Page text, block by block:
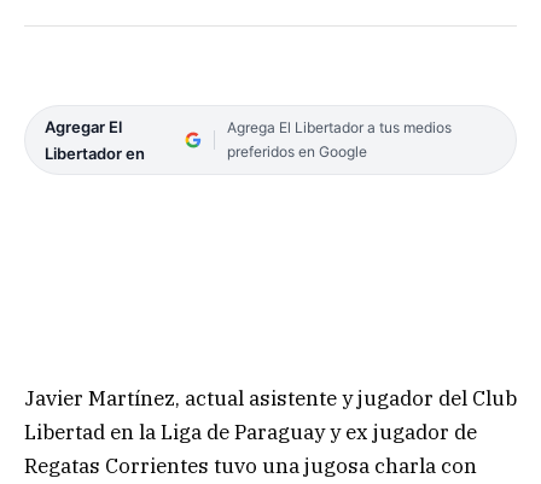
Agregar El
Libertador en
Agrega El Libertador a tus medios
preferidos en Google
Javier Martínez, actual asistente y jugador del Club
Libertad en la Liga de Paraguay y ex jugador de
Regatas Corrientes tuvo una jugosa charla con